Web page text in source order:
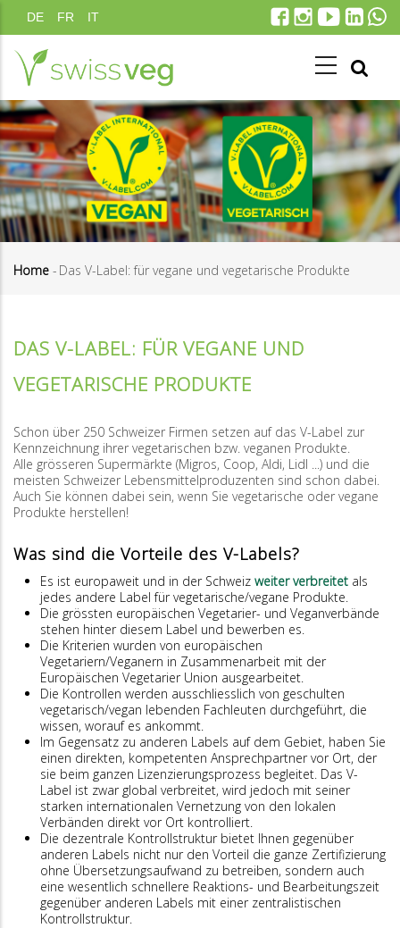
to
main
content
DE FR IT
Home - Das V-Label: für vegane und vegetarische Produkte
DAS V-LABEL: FÜR VEGANE UND
VEGETARISCHE PRODUKTE
Schon über 250 Schweizer Firmen setzen auf das V-Label zur
Kennzeichnung ihrer vegetarischen bzw. veganen Produkte.
Alle grösseren Supermärkte (Migros, Coop, Aldi, Lidl ...) und die
meisten Schweizer Lebensmittelproduzenten sind schon dabei.
Auch Sie können dabei sein, wenn Sie vegetarische oder vegane
Produkte herstellen!
Was sind die Vorteile des V-Labels?
Es ist europaweit und in der Schweiz weiter verbreitet als
jedes andere Label für vegetarische/vegane Produkte.
Die grössten europäischen Vegetarier- und Veganverbände
stehen hinter diesem Label und bewerben es.
Die Kriterien wurden von europäischen
Vegetariern/Veganern in Zusammenarbeit mit der
Europäischen Vegetarier Union ausgearbeitet.
Die Kontrollen werden ausschliesslich von geschulten
vegetarisch/vegan lebenden Fachleuten durchgeführt, die
wissen, worauf es ankommt.
Im Gegensatz zu anderen Labels auf dem Gebiet, haben Sie
einen direkten, kompetenten Ansprechpartner vor Ort, der
sie beim ganzen Lizenzierungsprozess begleitet. Das V-
Label ist zwar global verbreitet, wird jedoch mit seiner
starken internationalen Vernetzung von den lokalen
Verbänden direkt vor Ort kontrolliert.
Die dezentrale Kontrollstruktur bietet Ihnen gegenüber
anderen Labels nicht nur den Vorteil die ganze Zertifizierung
ohne Übersetzungsaufwand zu betreiben, sondern auch
eine wesentlich schnellere Reaktions- und Bearbeitungszeit
gegenüber anderen Labels mit einer zentralistischen
Kontrollstruktur.